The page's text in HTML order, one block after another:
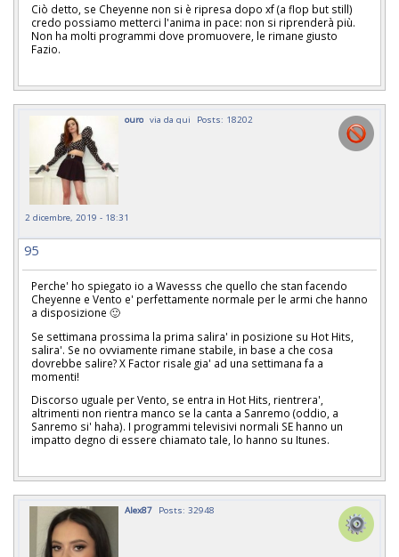
Ciò detto, se Cheyenne non si è ripresa dopo xf (a flop but still)
credo possiamo metterci l'anima in pace: non si riprenderà più.
Non ha molti programmi dove promuovere, le rimane giusto
Fazio.
ouro via da qui Posts: 18202
2 dicembre, 2019 - 18:31
95
Perche' ho spiegato io a Wavesss che quello che stan facendo
Cheyenne e Vento e' perfettamente normale per le armi che hanno
a disposizione 🙂
Se settimana prossima la prima salira' in posizione su Hot Hits,
salira'. Se no ovviamente rimane stabile, in base a che cosa
dovrebbe salire? X Factor risale gia' ad una settimana fa a
momenti!
Discorso uguale per Vento, se entra in Hot Hits, rientrera',
altrimenti non rientra manco se la canta a Sanremo (oddio, a
Sanremo si' haha). I programmi televisivi normali SE hanno un
impatto degno di essere chiamato tale, lo hanno su Itunes.
Alex87 Posts: 32948